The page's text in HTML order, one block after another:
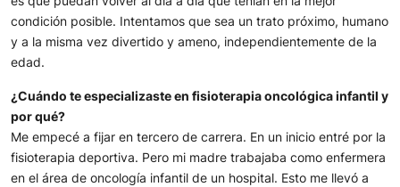
condición posible. Intentamos que sea un trato próximo, humano
y a la misma vez divertido y ameno, independientemente de la
edad.
¿Cuándo te especializaste en fisioterapia oncológica infantil y
por qué?
Me empecé a fijar en tercero de carrera. En un inicio entré por la
fisioterapia deportiva. Pero mi madre trabajaba como enfermera
en el área de oncología infantil de un hospital. Esto me llevó a